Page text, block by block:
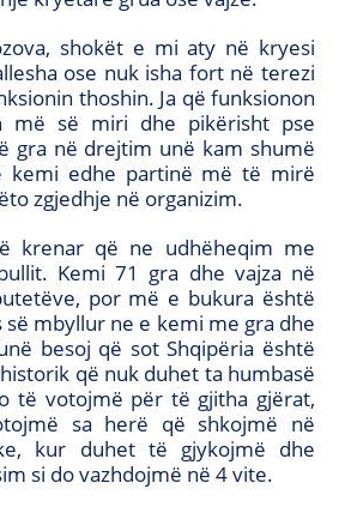
shokët e mi aty në kryesi
ose nuk isha fort në terezi
thoshin. Ja që funksionon
më së miri dhe pikërisht pse
gra në drejtim unë kam shumë
kemi edhe partinë më të mirë
zgjedhje në organizim.
krenar që ne udhëheqim me
Kemi 71 gra dhe vajza në
por më e bukura është
mbyllur ne e kemi me gra dhe
besoj që sot Shqipëria është
që nuk duhet ta humbasë
të votojmë për të gjitha gjërat,
sa herë që shkojmë në
kur duhet të gjykojmë dhe
si do vazhdojmë në 4 vite.